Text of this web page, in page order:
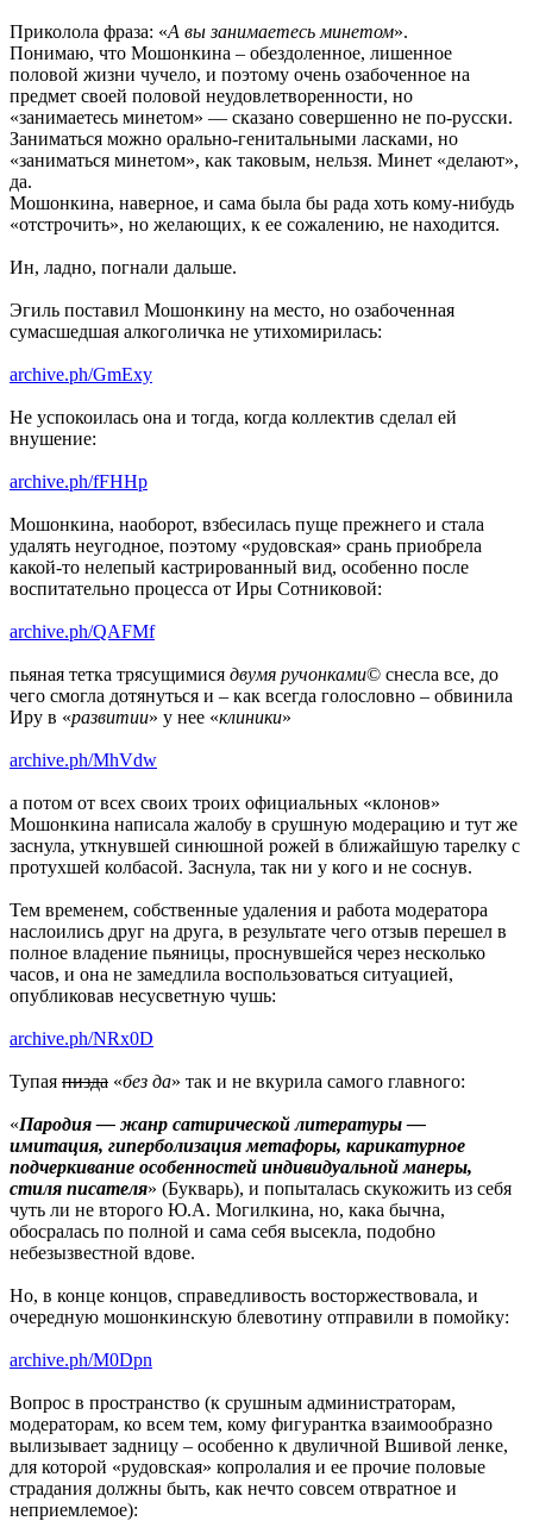
Приколола фраза: «А вы занимаетесь минетом».
Понимаю, что Мошонкина – обездоленное, лишенное
половой жизни чучело, и поэтому очень озабоченное на
предмет своей половой неудовлетворенности, но
«занимаетесь минетом» — сказано совершенно не по-русски.
Заниматься можно орально-генитальными ласками, но
«заниматься минетом», как таковым, нельзя. Минет «делают»,
да.
Мошонкина, наверное, и сама была бы рада хоть кому-нибудь
«отстрочить», но желающих, к ее сожалению, не находится.
Ин, ладно, погнали дальше.
Эгиль поставил Мошонкину на место, но озабоченная
сумасшедшая алкоголичка не утихомирилась:
archive.ph/GmExy
Не успокоилась она и тогда, когда коллектив сделал ей
внушение:
archive.ph/fFHHp
Мошонкина, наоборот, взбесилась пуще прежнего и стала
удалять неугодное, поэтому «рудовская» срань приобрела
какой-то нелепый кастрированный вид, особенно после
воспитательно процесса от Иры Сотниковой:
archive.ph/QAFMf
пьяная тетка трясущимися двумя ручонками© снесла все, до
чего смогла дотянуться и – как всегда голословно – обвинила
Иру в «развитии» у нее «клиники»
archive.ph/MhVdw
а потом от всех своих троих официальных «клонов»
Мошонкина написала жалобу в срушную модерацию и тут же
заснула, уткнувшей синюшной рожей в ближайшую тарелку с
протухшей колбасой. Заснула, так ни у кого и не соснув.
Тем временем, собственные удаления и работа модератора
наслоились друг на друга, в результате чего отзыв перешел в
полное владение пьяницы, проснувшейся через несколько
часов, и она не замедлила воспользоваться ситуацией,
опубликовав несусветную чушь:
archive.ph/NRx0D
Тупая пизда «без да» так и не вкурила самого главного:
«Пародия — жанр сатирической литературы —
имитация, гиперболизация метафоры, карикатурное
подчеркивание особенностей индивидуальной манеры,
стиля писателя» (Букварь), и попыталась скукожить из себя
чуть ли не второго Ю.А. Могилкина, но, кака бычна,
обосралась по полной и сама себя высекла, подобно
небезызвестной вдове.
Но, в конце концов, справедливость восторжествовала, и
очередную мошонкинскую блевотину отправили в помойку:
archive.ph/M0Dpn
Вопрос в пространство (к срушным администраторам,
модераторам, ко всем тем, кому фигурантка взаимообразно
вылизывает задницу – особенно к двуличной Вшивой ленке,
для которой «рудовская» копролалия и ее прочие половые
страдания должны быть, как нечто совсем отвратное и
неприемлемое):